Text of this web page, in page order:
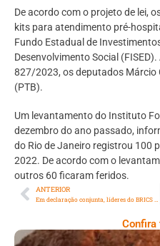
De acordo com o projeto de lei,
kits para atendimento pré-
Fundo Estadual de
Desenvolvimento Social
827/2023, os deputados Márcio
(PTB).
Um levantamento do Instituto
dezembro do ano passado,
do Rio de Janeiro registrou 100
2022. De acordo com o
outros 60 ficaram feridos.
ANTERIOR
Confira